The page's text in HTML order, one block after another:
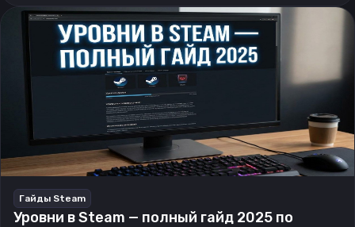
Гайды Steam
Уровни в Steam — полный гайд 2025 по